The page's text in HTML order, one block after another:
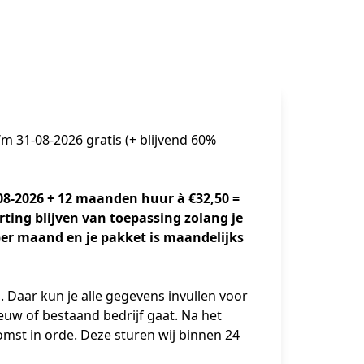
31-08-2026 gratis (+ blijvend 60%
+ 12 maanden huur à €32,50 =
blijven van toepassing zolang je
maand en je pakket is maandelijks
kun je alle gegevens invullen voor
of bestaand bedrijf gaat. Na het
in orde. Deze sturen wij binnen 24